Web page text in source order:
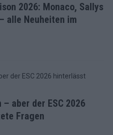
2026: Monaco, Sallys
alle Neuheiten im
aber der ESC 2026
Fragen